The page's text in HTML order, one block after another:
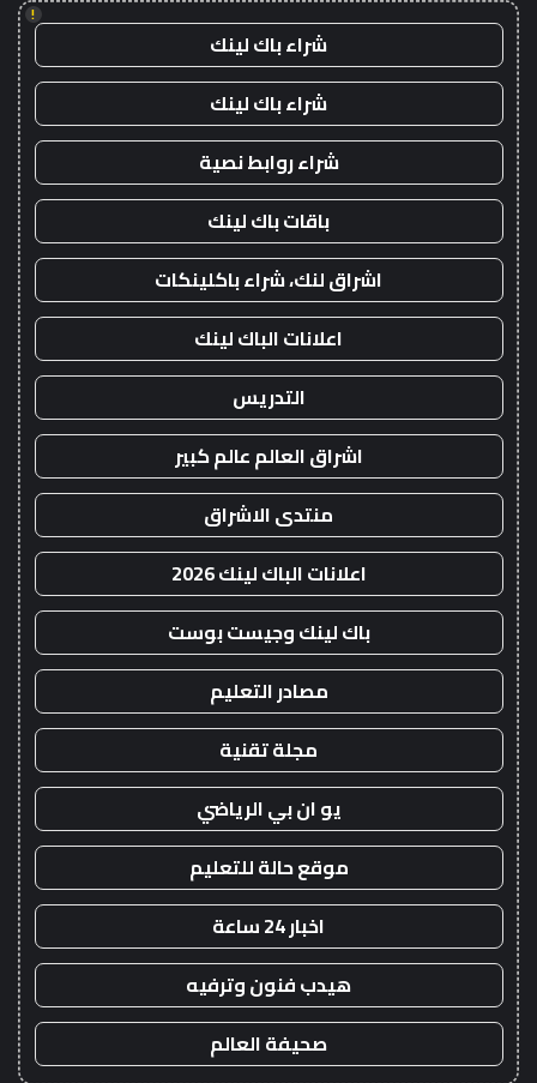
!
شراء باك لينك
شراء باك لينك
شراء روابط نصية
باقات باك لينك
اشراق لنك، شراء باكلينكات
اعلانات الباك لينك
التدريس
اشراق العالم عالم كبير
منتدى الاشراق
اعلانات الباك لينك 2026
باك لينك وجيست بوست
مصادر التعليم
مجلة تقنية
يو ان بي الرياضي
موقع حالة للتعليم
اخبار 24 ساعة
هيدب فنون وترفيه
صحيفة العالم